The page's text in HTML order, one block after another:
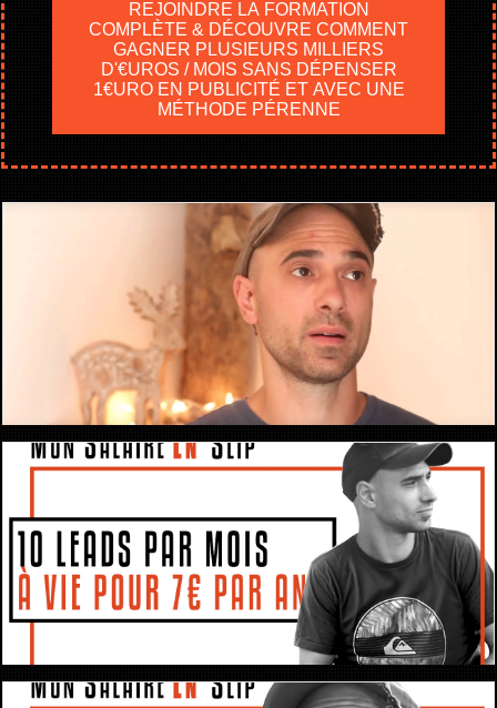
REJOINDRE LA FORMATION
COMPLÈTE & DÉCOUVRE COMMENT
GAGNER PLUSIEURS MILLIERS
D'€UROS / MOIS SANS DÉPENSER
1€URO EN PUBLICITÉ ET AVEC UNE
MÉTHODE PÉRENNE